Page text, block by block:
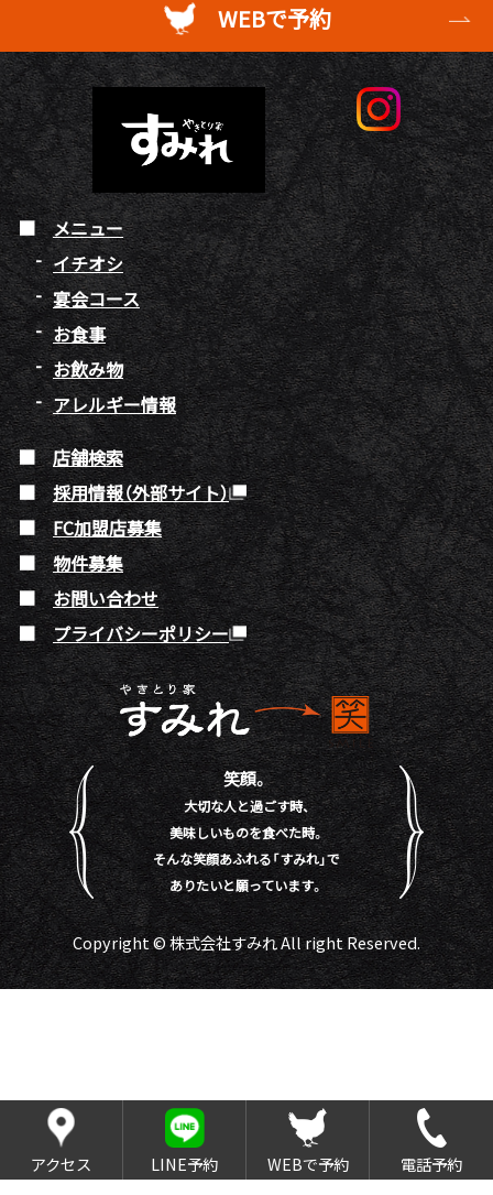
WEBで予約
メニュー
イチオシ
宴会コース
お食事
お飲み物
アレルギー情報
店舗検索
採用情報（外部サイト）
FC加盟店募集
物件募集
お問い合わせ
プライバシーポリシー
笑顔。
大切な人と過ごす時、
美味しいものを食べた時。
そんな笑顔あふれる「すみれ」で
ありたいと願っています。
Copyright © 株式会社すみれ All right Reserved.
アクセス LINE予約 WEBで予約 電話予約